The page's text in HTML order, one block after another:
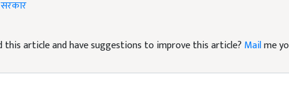
this article and have suggestions to improve this article?